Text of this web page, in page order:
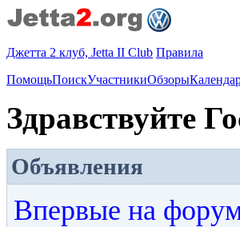
Джетта 2 клуб, Jetta II Club Правила
ПомощьПоискУчастникиОбзоры
Здравствуйте
Объявления
Впервые на